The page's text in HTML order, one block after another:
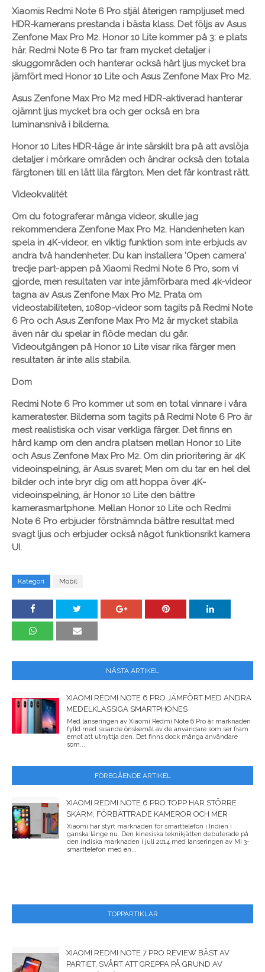
Xiaomis Redmi Note 6 Pro stjäl återigen rampljuset med
HDR-kamerans prestanda i bästa klass. Det följs av Asus
Zenfone Max Pro M2. Honor 10 Lite kommer på 3: e plats
här. Redmi Note 6 Pro tar fram mycket detaljer i
skuggområden och hanterar också hårt ljus mycket bra
jämfört med Honor 10 Lite och Asus Zenfone Max Pro M2.
Asus Zenfone Max Pro M2 med HDR-aktiverad hanterar
ojämnt ljus mycket bra och ger också en bra
luminansnivå i bilderna.
Honor 10 Lites HDR-läge är inte särskilt bra på att avslöja
detaljer i mörkare områden och ändrar också den totala
färgtonen till en lätt lila färgton. Men det får kontrast rätt.
Videokvalitét
Om du fotograferar många videor, skulle jag
rekommendera Zenfone Max Pro M2. Handenheten kan
spela in 4K-videor, en viktig funktion som inte erbjuds av
andra två handenheter. Du kan installera 'Open camera'
tredje part-appen på Xiaomi Redmi Note 6 Pro, som vi
gjorde, men resultaten var inte jämförbara med 4k-videor
tagna av Asus Zenfone Max Pro M2. Prata om
videostabiliteten, 1080p-videor som tagits på Redmi Note
6 Pro och Asus Zenfone Max Pro M2 är mycket stabila
även när du spelar in flöde medan du går.
Videoutgången på Honor 10 Lite visar rika färger men
resultaten är inte alls stabila.
Dom
Redmi Note 6 Pro kommer ut som en total vinnare i våra
kameratester. Bilderna som tagits på Redmi Note 6 Pro är
mest realistiska och visar verkliga färger. Det finns en
hård kamp om den andra platsen mellan Honor 10 Lite
och Asus Zenfone Max Pro M2. Om din prioritering är 4K
videoinspelning, är Asus svaret; Men om du tar en hel del
bilder och inte bryr dig om att hoppa över 4K-
videoinspelning, är Honor 10 Lite den bättre
kamerasmartphone. Mellan Honor 10 Lite och Redmi
Note 6 Pro erbjuder förstnämnda bättre resultat med
svagt ljus och erbjuder också något funktionsrikt kamera
UI.
Kategori Mobil
NÄSTA ARTIKEL
XIAOMI REDMI NOTE 6 PRO JÄMFÖRT MED ANDRA
MEDELKLASSIGA SMARTPHONES
Med lanseringen av Xiaomi Redmi Note 6 Pro är marknaden
fylld med rasande önskemål av de användare som ser fram
emot att utnyttja den. Det finns dock många användare
som...
FÖREGÅENDE ARTIKEL
XIAOMI REDMI NOTE 6 PRO TOPP HAR STÖRRE
SKÄRM, FÖRBÄTTRADE KAMEROR OCH MER
Xiaomi har styrt marknaden för smarttelefon i Indien i
ganska länge nu. Den kinesiska teknikjätten debuterade på
den indiska marknaden i juli 2014 med lanseringen av Mi 3-
smarttelefon med en...
TOPPARTIKLAR
XIAOMI REDMI NOTE 7 PRO REVIEW BÄST AV
PARTIET, SVÅRT ATT GREPPA PÅ GRUND AV